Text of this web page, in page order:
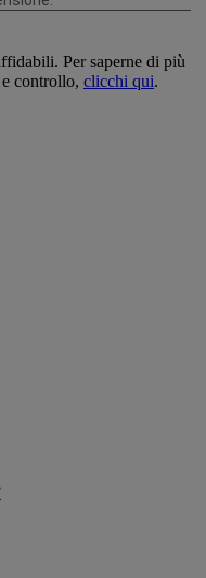
Per saperne di più
controllo, clicchi qui.